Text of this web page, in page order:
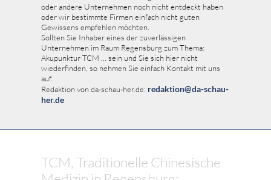
oder andere Unternehmen noch nicht entdeckt haben
oder wir bestimmte Firmen einfach nicht guten
Gewissens empfehlen möchten.
Sollten Sie Inhaber eines der zuverlässigen
Unternehmen im Raum Regensburg zum Thema:
Akupunktur TCM ... sein und Sie sich hier nicht
wiederfinden, so nehmen Sie einfach Kontakt mit uns
auf.
Redaktion von da-schau-her.de: redaktion@da-schau-
her.de
TCM, Traditionelle Chinesische